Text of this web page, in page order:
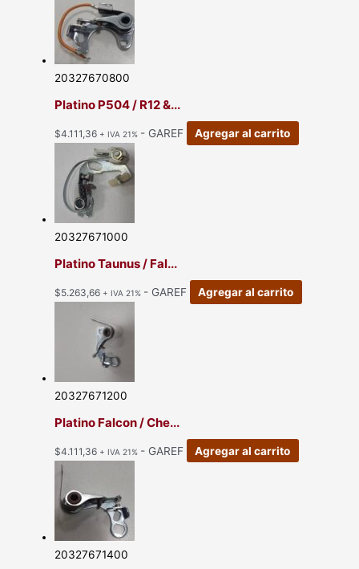
20327670800
Platino P504 / R12 &...
$4.111,36 + IVA 21% - GAREF Agregar al carrito
20327671000
Platino Taunus / Fal...
$5.263,66 + IVA 21% - GAREF Agregar al carrito
20327671200
Platino Falcon / Che...
$4.111,36 + IVA 21% - GAREF Agregar al carrito
20327671400